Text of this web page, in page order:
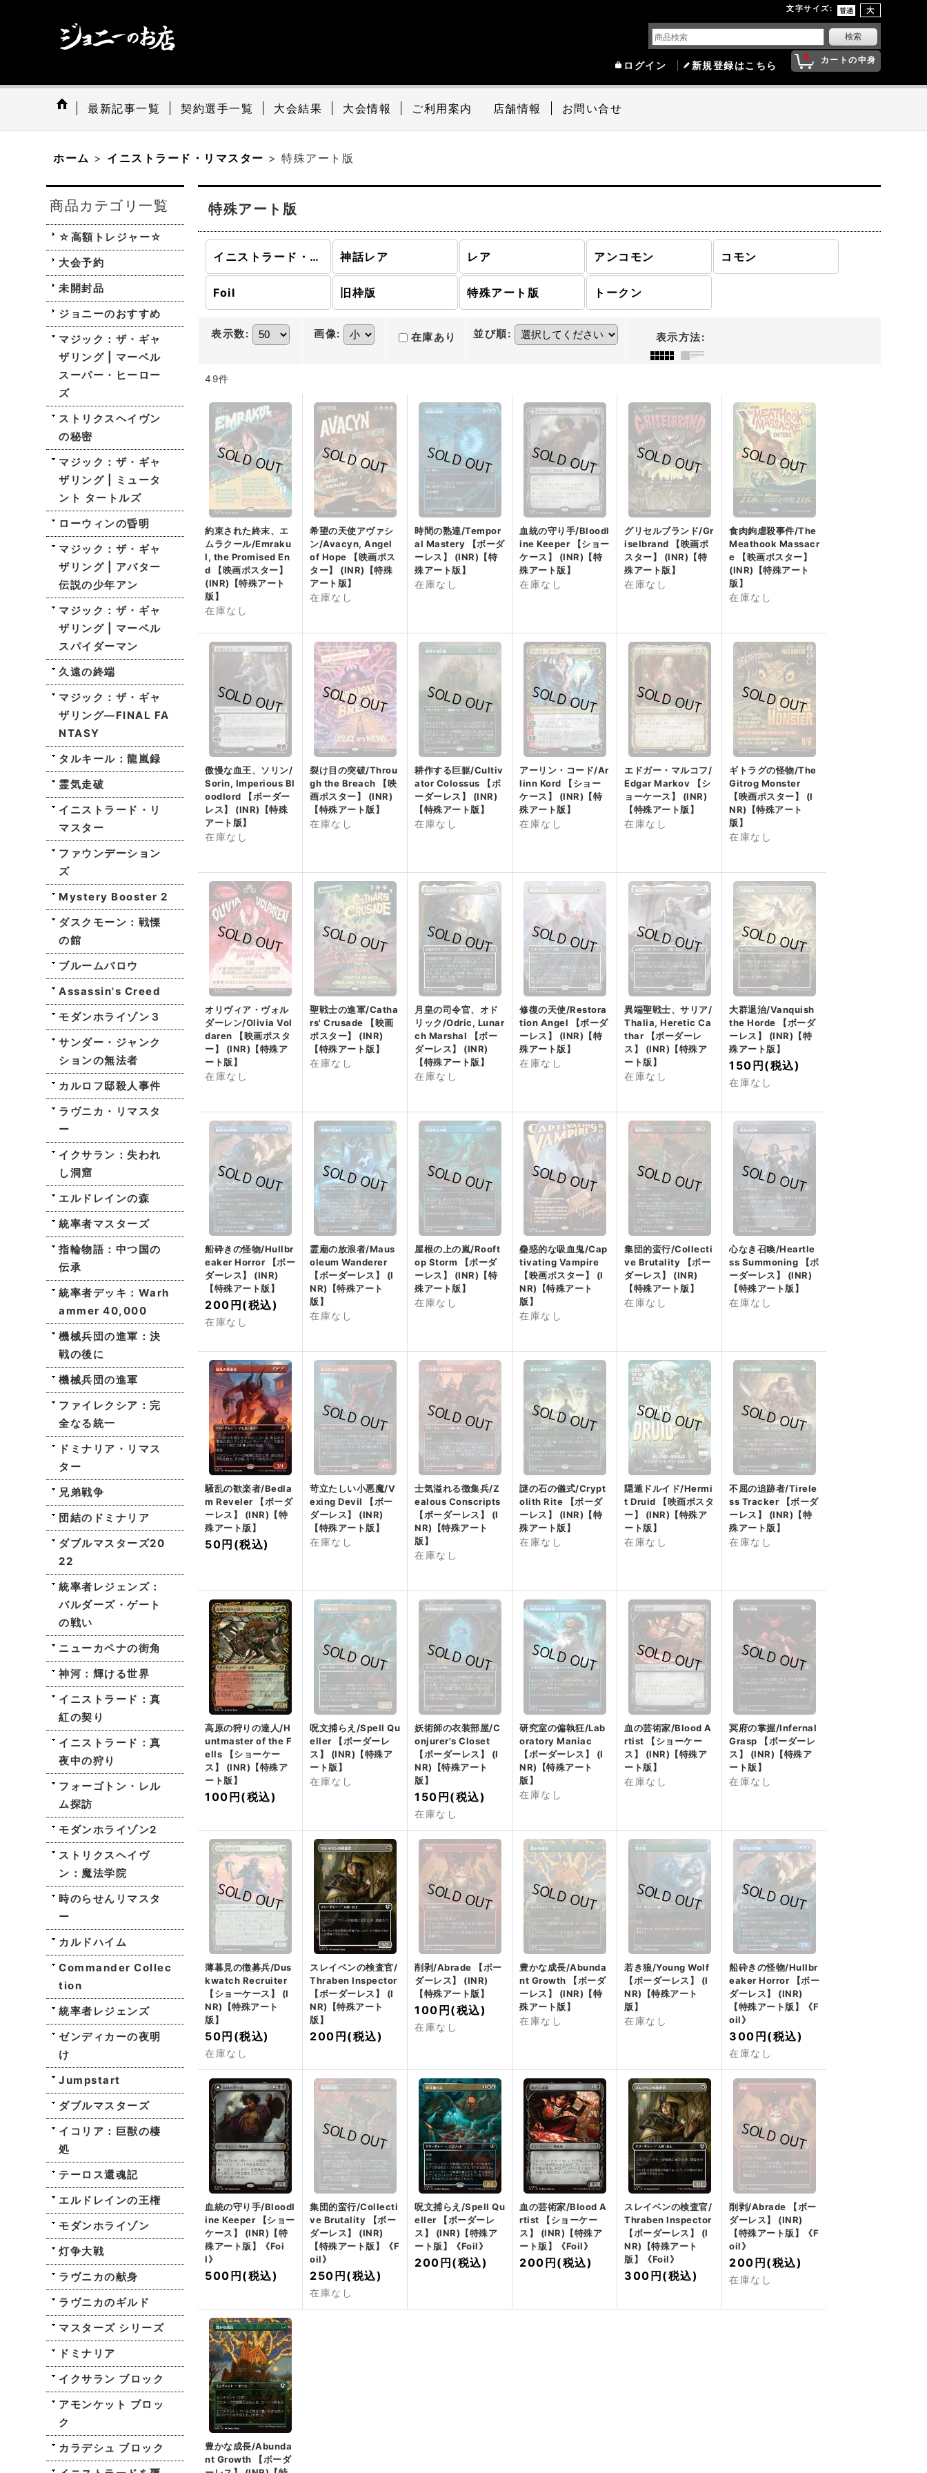
文字サイズ:
0 カートの中身
ログイン 新規登録はこちら
最新記事一覧 契約選手一覧 大会結果 大会情報 ご利用案内 店舗情報 お問い合せ
ホーム > イニストラード・リマスター > 特殊アート版
商品カテゴリ一覧
☆高額トレジャー☆
大会予約
未開封品
ジョニーのおすすめ
マジック：ザ・ギャ
ザリング | マーベル
スーパー・ヒーロー
ズ
ストリクスヘイヴン
の秘密
マジック：ザ・ギャ
ザリング | ミュータ
ント タートルズ
ローウィンの昏明
マジック：ザ・ギャ
ザリング | アバター
伝説の少年アン
マジック：ザ・ギャ
ザリング | マーベル
スパイダーマン
久遠の終端
マジック：ザ・ギャ
ザリング—FINAL FA
NTASY
タルキール：龍嵐録
霊気走破
イニストラード・リ
マスター
ファウンデーション
ズ
Mystery Booster 2
ダスクモーン：戦慄
の館
ブルームバロウ
Assassin's Creed
モダンホライゾン３
サンダー・ジャンク
ションの無法者
カルロフ邸殺人事件
ラヴニカ・リマスタ
ー
イクサラン：失われ
し洞窟
エルドレインの森
統率者マスターズ
指輪物語：中つ国の
伝承
統率者デッキ：Warh
ammer 40,000
機械兵団の進軍：決
戦の後に
機械兵団の進軍
ファイレクシア：完
全なる統一
ドミナリア・リマス
ター
兄弟戦争
団結のドミナリア
ダブルマスターズ20
22
統率者レジェンズ：
バルダーズ・ゲート
の戦い
ニューカペナの街角
神河：輝ける世界
イニストラード：真
紅の契り
イニストラード：真
夜中の狩り
フォーゴトン・レル
ム探訪
モダンホライゾン2
ストリクスヘイヴ
ン：魔法学院
時のらせんリマスタ
ー
カルドハイム
Commander Collec
tion
統率者レジェンズ
ゼンディカーの夜明
け
Jumpstart
ダブルマスターズ
イコリア：巨獣の棲
処
テーロス還魂記
エルドレインの王権
モダンホライゾン
灯争大戦
ラヴニカの献身
ラヴニカのギルド
マスターズ シリーズ
ドミナリア
イクサラン ブロック
アモンケット ブロッ
ク
カラデシュ ブロック
特殊アート版
イニストラード・リマスター (全商品) 神話レア レア アンコモン コモン
Foil 旧枠版 特殊アート版 トークン
表示数: 画像: 在庫あり 並び順: 表示方法:
49件
約束された終末、エ
ムラクール/Emraku
l, the Promised En
d 【映画ポスター】
(INR)【特殊アート
版】
在庫なし
希望の天使アヴァシ
ン/Avacyn, Angel
of Hope 【映画ポス
ター】 (INR)【特殊
アート版】
在庫なし
時間の熟達/Tempor
al Mastery 【ボーダ
ーレス】 (INR)【特
殊アート版】
在庫なし
血統の守り手/Bloodl
ine Keeper 【ショー
ケース】 (INR)【特
殊アート版】
在庫なし
グリセルブランド/Gr
iselbrand 【映画ポ
スター】 (INR)【特
殊アート版】
在庫なし
食肉鉤虐殺事件/The
Meathook Massacr
e 【映画ポスター】
(INR)【特殊アート
版】
在庫なし
傲慢な血王、ソリン/
Sorin, Imperious Bl
oodlord 【ボーダー
レス】 (INR)【特殊
アート版】
在庫なし
裂け目の突破/Throu
gh the Breach 【映
画ポスター】 (INR)
【特殊アート版】
在庫なし
耕作する巨躯/Cultiv
ator Colossus 【ボ
ーダーレス】 (INR)
【特殊アート版】
在庫なし
アーリン・コード/Ar
linn Kord 【ショー
ケース】 (INR)【特
殊アート版】
在庫なし
エドガー・マルコフ/
Edgar Markov 【シ
ョーケース】 (INR)
【特殊アート版】
在庫なし
ギトラグの怪物/The
Gitrog Monster
【映画ポスター】 (I
NR)【特殊アート
版】
在庫なし
オリヴィア・ヴォル
ダーレン/Olivia Vol
daren 【映画ポスタ
ー】 (INR)【特殊ア
ート版】
在庫なし
聖戦士の進軍/Catha
rs' Crusade 【映画
ポスター】 (INR)
【特殊アート版】
在庫なし
月皇の司令官、オド
リック/Odric, Lunar
ch Marshal 【ボー
ダーレス】 (INR)
【特殊アート版】
在庫なし
修復の天使/Restora
tion Angel 【ボーダ
ーレス】 (INR)【特
殊アート版】
在庫なし
異端聖戦士、サリア/
Thalia, Heretic Ca
thar 【ボーダーレ
ス】 (INR)【特殊ア
ート版】
在庫なし
大群退治/Vanquish
the Horde 【ボーダ
ーレス】 (INR)【特
殊アート版】
150円 (税込)
在庫なし
船砕きの怪物/Hullbr
eaker Horror 【ボー
ダーレス】 (INR)
【特殊アート版】
200円 (税込)
在庫なし
霊廟の放浪者/Maus
oleum Wanderer
【ボーダーレス】 (I
NR)【特殊アート
版】
在庫なし
屋根の上の嵐/Rooft
op Storm 【ボーダ
ーレス】 (INR)【特
殊アート版】
在庫なし
蠱惑的な吸血鬼/Cap
tivating Vampire
【映画ポスター】 (I
NR)【特殊アート
版】
在庫なし
集団的蛮行/Collecti
ve Brutality 【ボー
ダーレス】 (INR)
【特殊アート版】
在庫なし
心なき召喚/Heartle
ss Summoning 【ボ
ーダーレス】 (INR)
【特殊アート版】
在庫なし
騒乱の歓楽者/Bedla
m Reveler 【ボーダ
ーレス】 (INR)【特
殊アート版】
50円 (税込)
苛立たしい小悪魔/V
exing Devil 【ボー
ダーレス】 (INR)
【特殊アート版】
在庫なし
士気溢れる徴集兵/Z
ealous Conscripts
【ボーダーレス】 (I
NR)【特殊アート
版】
在庫なし
謎の石の儀式/Crypt
olith Rite 【ボーダ
ーレス】 (INR)【特
殊アート版】
在庫なし
隠遁ドルイド/Hermi
t Druid 【映画ポスタ
ー】 (INR)【特殊ア
ート版】
在庫なし
不屈の追跡者/Tirele
ss Tracker 【ボーダ
ーレス】 (INR)【特
殊アート版】
在庫なし
高原の狩りの達人/H
untmaster of the F
ells 【ショーケー
ス】 (INR)【特殊ア
ート版】
100円 (税込)
呪文捕らえ/Spell Qu
eller 【ボーダーレ
ス】 (INR)【特殊ア
ート版】
在庫なし
妖術師の衣装部屋/C
onjurer's Closet
【ボーダーレス】 (I
NR)【特殊アート
版】
150円 (税込)
在庫なし
研究室の偏執狂/Lab
oratory Maniac
【ボーダーレス】 (I
NR)【特殊アート
版】
在庫なし
血の芸術家/Blood A
rtist 【ショーケー
ス】 (INR)【特殊ア
ート版】
在庫なし
冥府の掌握/Infernal
Grasp 【ボーダーレ
ス】 (INR)【特殊ア
ート版】
在庫なし
薄暮見の徴募兵/Dus
kwatch Recruiter
【ショーケース】 (I
NR)【特殊アート
版】
50円 (税込)
在庫なし
スレイベンの検査官/
Thraben Inspector
【ボーダーレス】 (I
NR)【特殊アート
版】
200円 (税込)
削剥/Abrade 【ボー
ダーレス】 (INR)
【特殊アート版】
100円 (税込)
在庫なし
豊かな成長/Abunda
nt Growth 【ボーダ
ーレス】 (INR)【特
殊アート版】
在庫なし
若き狼/Young Wolf
【ボーダーレス】 (I
NR)【特殊アート
版】
在庫なし
船砕きの怪物/Hullbr
eaker Horror 【ボー
ダーレス】 (INR)
【特殊アート版】《F
oil》
300円 (税込)
在庫なし
血統の守り手/Bloodl
ine Keeper 【ショー
ケース】 (INR)【特
殊アート版】《Foi
l》
500円 (税込)
集団的蛮行/Collecti
ve Brutality 【ボー
ダーレス】 (INR)
【特殊アート版】《F
oil》
250円 (税込)
在庫なし
呪文捕らえ/Spell Qu
eller 【ボーダーレ
ス】 (INR)【特殊ア
ート版】《Foil》
200円 (税込)
血の芸術家/Blood A
rtist 【ショーケー
ス】 (INR)【特殊ア
ート版】《Foil》
200円 (税込)
スレイベンの検査官/
Thraben Inspector
【ボーダーレス】 (I
NR)【特殊アート
版】《Foil》
300円 (税込)
削剥/Abrade 【ボー
ダーレス】 (INR)
【特殊アート版】《F
oil》
200円 (税込)
在庫なし
豊かな成長/Abunda
nt Growth 【ボーダ